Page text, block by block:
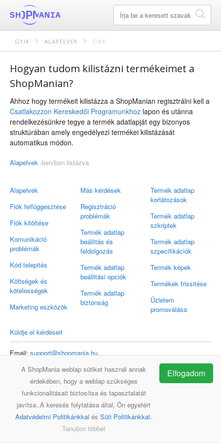
GYIK ALAPELVEK CIKK
Alapelvek
Fiók felfüggesztése
Fiók kitöltése
Komunikáció
problémák
Kód telepités
Költségek és
kötelességek
Marketing eszközök
Más kérdések
Regisztráció
problémák
Termék adatlap
beállitás és
feldolgozás
Termék adatlap
beállitási opciók
Termék adatlap
biztonság
Termék adatlap
korlátozások
Termék adatlap
szkriptek
Termék adatlap
szpecifikációk
Termék képek
Termékek frissitése
Üzletem
promoválása
Hogyan tudom kilistázni termékeimet a
ShopManian?
Ahhoz hogy termékeit kilistázza a ShopManian regisztrálni kell a
Csatlakozzon Kereskedői Programunkhoz lapon és utánna
rendelkezésünkre tegye a termék adatlapját egy bizonyos
struktúrában amely engedélyezi termékei kilistázását
automatikus módon.
Alapelvek -ben/ban listázva
Küldje el kérdéseit
Email:support@shopmania.hu
ShopMania GYIK Kapcsolat
A ShopMania weblap sütiket használ annak
érdekében, hogy a weblap szükséges
funkcionalitásait biztosítsa és tapasztalatát
javítsa..A keresés folytatása által, Ön egyetért
Adatvédelmi Politikánkkal és Süti Politikánkkal.
Tanuljon többet
Elfogadom